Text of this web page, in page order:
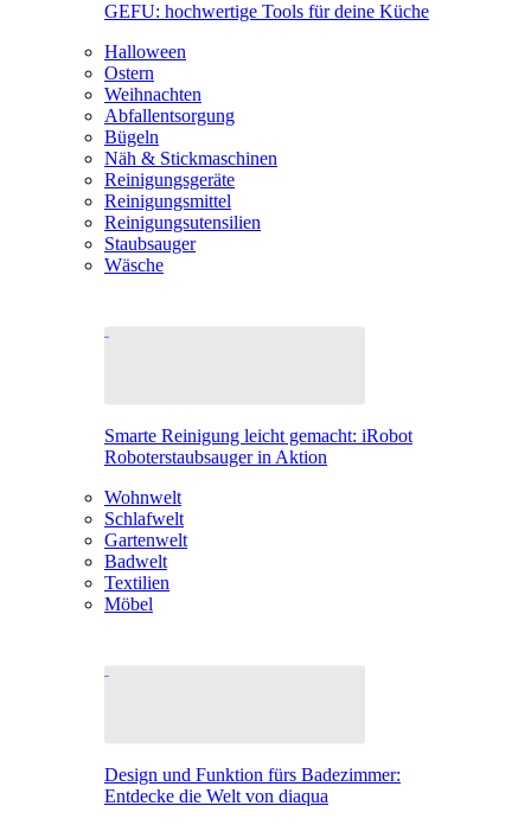
GEFU: hochwertige Tools für deine Küche
Halloween
Ostern
Weihnachten
Abfallentsorgung
Bügeln
Näh & Stickmaschinen
Reinigungsgeräte
Reinigungsmittel
Reinigungsutensilien
Staubsauger
Wäsche
Smarte Reinigung leicht gemacht: iRobot
Roboterstaubsauger in Aktion
Wohnwelt
Schlafwelt
Gartenwelt
Badwelt
Textilien
Möbel
Design und Funktion fürs Badezimmer:
Entdecke die Welt von diaqua